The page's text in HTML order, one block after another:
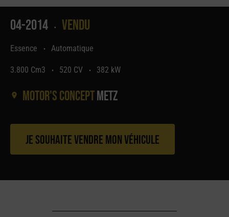
04-2014 • Vendu
Essence • Automatique
3.800 Cm3 • 520 CV • 382 kW
Motor's conceptMetz
Je souhaite vendre mon véhicule